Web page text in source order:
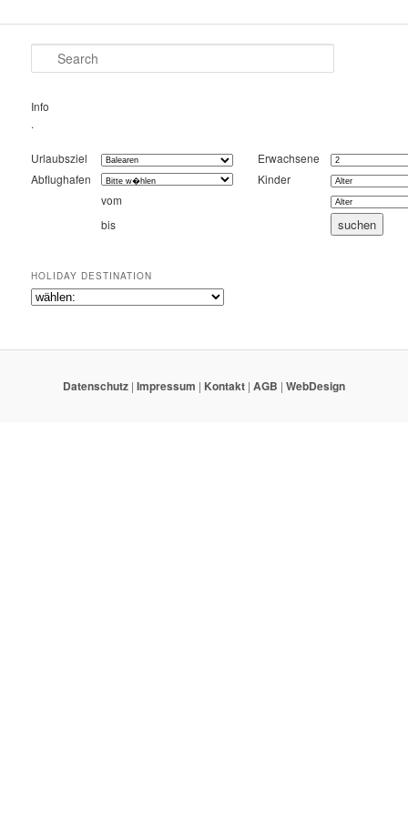
Search
Info
.
Urlaubsziel
Erwachsene
Abflughafen
Kinder
vom
bis
HOLIDAY DESTINATION
Datenschutz | Impressum | Kontakt | AGB | WebDesign